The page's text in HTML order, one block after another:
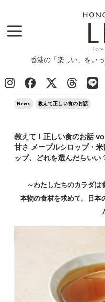
香港の「楽しい」をい
News
>
2020/05/15
News 教えて正しい食のお話
教えて！正しい食のお話
甘さ メープルシロップ・
ップ、どれを選んだらいい
～わたしたちのカラダは
本物の食材を求めて。日本